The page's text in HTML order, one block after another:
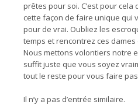
prêtes pour soi. C’est pour
cette façon de faire unique qui
pour de vrai. Oubliez les
temps et rencontrez ces dames
Nous mettons volontiers notre
suffit juste que vous soyez
tout le reste pour vous faire
Il n’y a pas d’entrée similaire.